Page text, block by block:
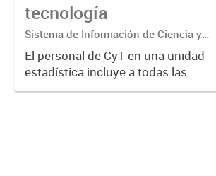
tecnología
Sistema de Información de Ciencia y
Tecnología Argentino (SICYTAR)
El personal de CyT en una unidad
estadística incluye a todas las
personas involucradas